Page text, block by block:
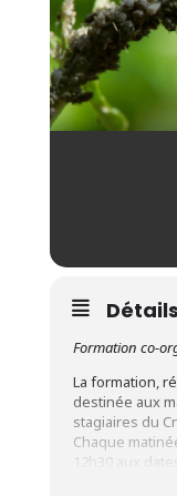
Formation co-
La formation,
destinée aux
stagiaires du
Chaque
12h30 aux